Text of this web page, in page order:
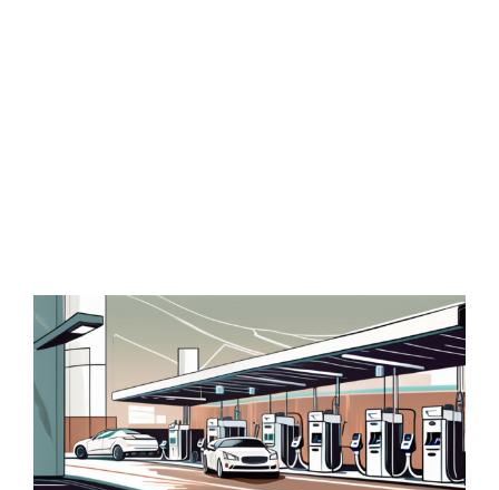
Zeige
grösseres